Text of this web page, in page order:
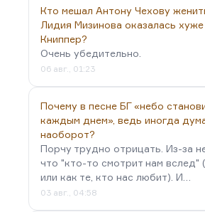
важно сейчас проследить.
Русская литература
делится на пять этапов. Первый
говоря, с 1894 года по 1929, со
символисты» до разгрома
Серебряный век. Серебряный
период русского…
Кто мешал Антону Чехову
Лидия Мизинова оказалась
Книппер?
Очень убедительно.
06 авг., 01:23
Почему в песне БГ «небо
каждым днем», ведь иногда
наоборот?
Порчу трудно отрицать. Из-за
что "кто-то смотрит нам вслед"
или как те, кто нас любит). И…
03 авг., 04:58